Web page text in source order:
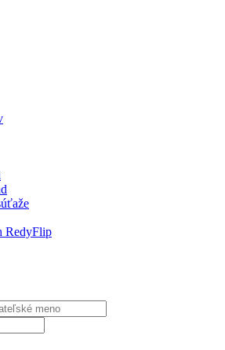
RedyFlip